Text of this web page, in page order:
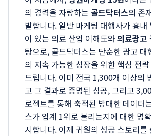
의 경력을 자랑하는 골드닥터스의 존
발합니다. 일반 마케팅 대행사가 흉내
이 있는 의료 산업 이해도와 의료광고
탕으로, 골드닥터스는 단순한 광고 대
의 지속 가능한 성장을 위한 핵심 전
드립니다. 이미 전국 1,300개 이상의
고 그 결과로 증명된 성공, 그리고
로젝트를 통해 축적된 방대한 데이터
스가 업계 1위로 불리는지에 대한 명
시합니다. 이제 귀원의 성공 스토리를